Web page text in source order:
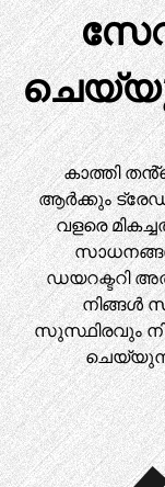
കാത്തി
ആർക്കും
വളരെ
ഡയറക്ടറി
നിങ്ങൾ
സുസ്ഥിരവും